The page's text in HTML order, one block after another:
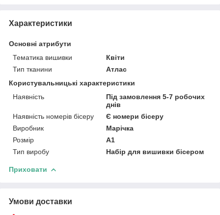
Характеристики
Основні атрибути
Тематика вишивки
Квіти
Тип тканини
Атлас
Користувальницькі характеристики
Наявність
Під замовлення 5-7 робочих
днів
Наявність номерів бісеру
Є номери бісеру
Виробник
Марічка
Розмір
А1
Тип виробу
Набір для вишивки бісером
Приховати
Умови доставки